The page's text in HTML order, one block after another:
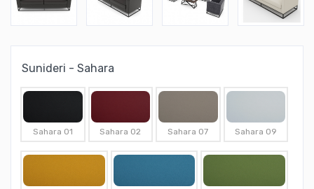
Sunideri - Sahara
Sahara 01 Sahara 02 Sahara 07 Sahara 09